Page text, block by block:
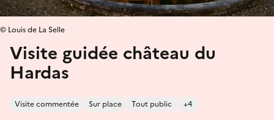
Visite guidée château du
Hardas
Visite commentée Sur place Tout public +4
© Louis de La Selle